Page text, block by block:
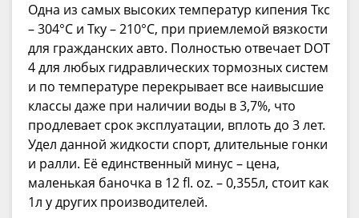
Одна из самых высоких температур кипения Ткс
– 304°C и Тку – 210°C, при приемлемой вязкости
для гражданских авто. Полностью отвечает DOT
4 для любых гидравлических тормозных систем
и по температуре перекрывает все наивысшие
классы даже при наличии воды в 3,7%, что
продлевает срок эксплуатации, вплоть до 3 лет.
Удел данной жидкости спорт, длительные гонки
и ралли. Её единственный минус – цена,
маленькая баночка в 12 fl. oz. – 0,355л, стоит как
1л у других производителей.